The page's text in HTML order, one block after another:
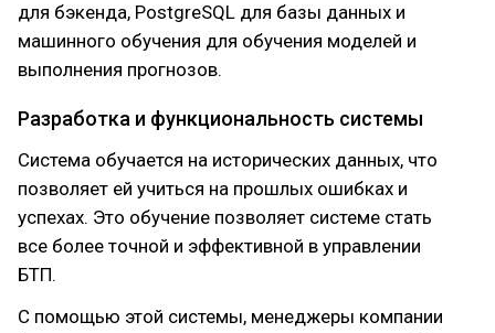
для бэкенда, PostgreSQL для базы данных и
машинного обучения для обучения моделей и
выполнения прогнозов.
Разработка и функциональность системы
Система обучается на исторических данных, что
позволяет ей учиться на прошлых ошибках и
успехах. Это обучение позволяет системе стать
все более точной и эффективной в управлении
БТП.
С помощью этой системы, менеджеры компании